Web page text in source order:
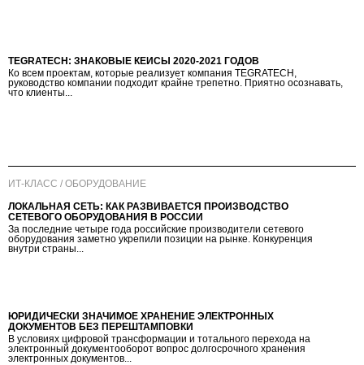
TEGRATECH: ЗНАКОВЫЕ КЕЙСЫ 2020-2021 ГОДОВ
Ко всем проектам, которые реализует компания TEGRATECH,
руководство компании подходит крайне трепетно. Приятно осознавать,
что клиенты...
ИТ-КЛАСС / ОБОРУДОВАНИЕ
ЛОКАЛЬНАЯ СЕТЬ: КАК РАЗВИВАЕТСЯ ПРОИЗВОДСТВО
СЕТЕВОГО ОБОРУДОВАНИЯ В РОССИИ
За последние четыре года российские производители сетевого
оборудования заметно укрепили позиции на рынке. Конкуренция
внутри страны...
ЮРИДИЧЕСКИ ЗНАЧИМОЕ ХРАНЕНИЕ ЭЛЕКТРОННЫХ
ДОКУМЕНТОВ БЕЗ ПЕРЕШТАМПОВКИ
В условиях цифровой трансформации и тотального перехода на
электронный документооборот вопрос долгосрочного хранения
электронных документов...